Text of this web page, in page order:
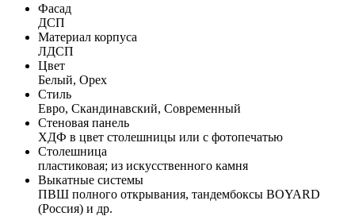
Фасад
ДСП
Материал корпуса
ЛДСП
Цвет
Белый, Орех
Стиль
Евро, Скандинавский, Современный
Стеновая панель
ХДФ в цвет столешницы или с фотопечатью
Столешница
пластиковая; из искусственного камня
Выкатные системы
ПВШ полного открывания, тандембоксы BOYARD
(Россия) и др.